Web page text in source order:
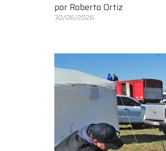
por Roberto Ortiz
30/06/2026